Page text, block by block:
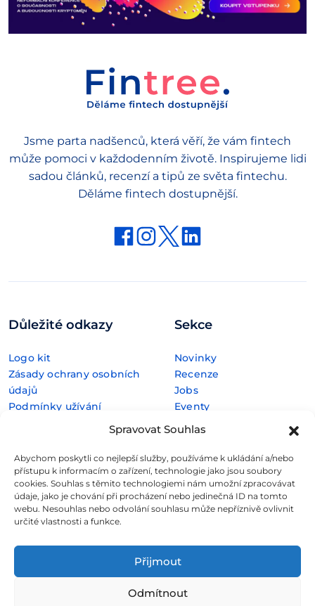
Spravovat Souhlas
Abychom poskytli co nejlepší služby, používáme k ukládání a/nebo
přístupu k informacím o zařízení, technologie jako jsou soubory
cookies. Souhlas s těmito technologiemi nám umožní zpracovávat
údaje, jako je chování při procházení nebo jedinečná ID na tomto
webu. Nesouhlas nebo odvolání souhlasu může nepříznivě ovlivnit
určité vlastnosti a funkce.
Přijmout
Odmítnout
Jsme parta nadšenců, která věří, že vám fintech
může pomoci v každodenním životě. Inspirujeme lidi
sadou článků, recenzí a tipů ze světa fintechu.
Děláme fintech dostupnější.
Důležité odkazy
Logo kit
Zásady ochrany osobních
údajů
Podmínky užívání
Sekce
Novinky
Recenze
Jobs
Eventy
O nás
Rubriky
E-commerce
FinTech
Technologie
Silné zázemí